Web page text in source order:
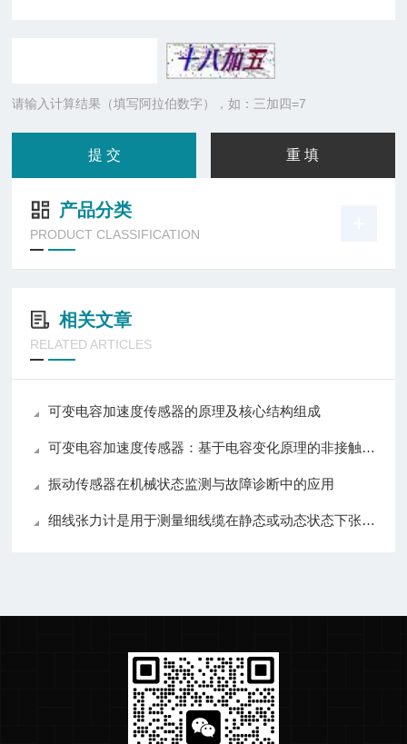
请输入计算结果（填写阿拉伯数字），如：三加四=7
产品分类
PRODUCT CLASSIFICATION
相关文章
RELATED ARTICLES
可变电容加速度传感器的原理及核心结构组成
可变电容加速度传感器：基于电容变化原理的非接触式惯性传感器
振动传感器在机械状态监测与故障诊断中的应用
细线张力计是用于测量细线缆在静态或动态状态下张力的仪器